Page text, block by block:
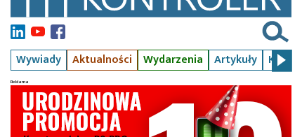
Wywiady Aktualności Wydarzenia Artykuły Kursy